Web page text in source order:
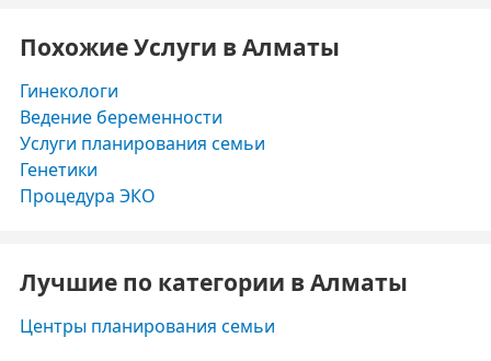
Похожие Услуги в Алматы
Гинекологи
Ведение беременности
Услуги планирования семьи
Генетики
Процедура ЭКО
Лучшие по категории в Алматы
Центры планирования семьи